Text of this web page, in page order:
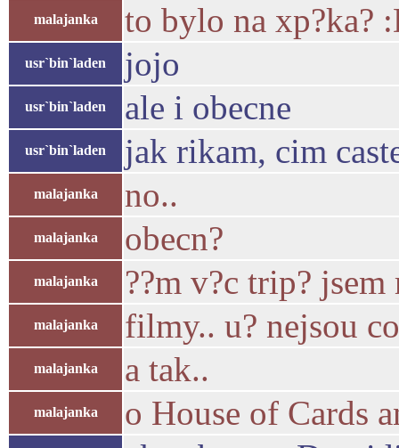
malajanka to bylo na xp?ka?
usr`bin`laden jojo
usr`bin`laden ale i obecne
usr`bin`laden jak rikam, cim
malajanka no..
malajanka obecn?
malajanka ??m v?c trip?
malajanka filmy.. u? nejsou
malajanka a tak..
malajanka o House of Cards